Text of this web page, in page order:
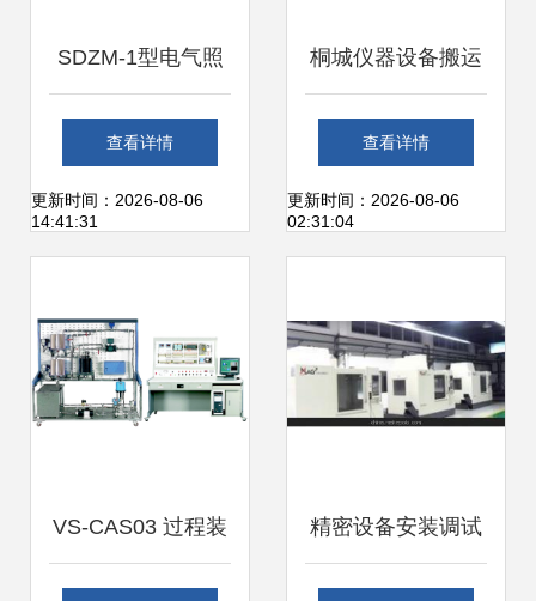
SDZM-1型电气照
明设备安装调试技
能实训装置的设备
解析
查看详情
更新时间：2026-08-06
14:41:31
桐城仪器设备搬运
公司 以专业服务助
力生态形势应对
查看详情
更新时间：2026-08-06
02:31:04
VS-CAS03 过程装 精密设备安装调试